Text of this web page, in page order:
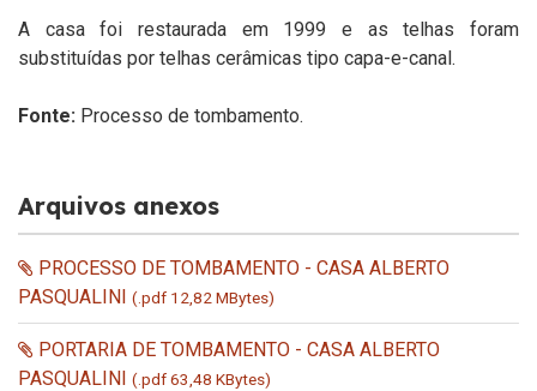
A casa foi restaurada em 1999 e as telhas foram
substituídas por telhas cerâmicas tipo capa-e-canal.
Fonte: Processo de tombamento.
Arquivos anexos
PROCESSO DE TOMBAMENTO - CASA ALBERTO
PASQUALINI (.pdf 12,82 MBytes)
PORTARIA DE TOMBAMENTO - CASA ALBERTO
PASQUALINI (.pdf 63,48 KBytes)